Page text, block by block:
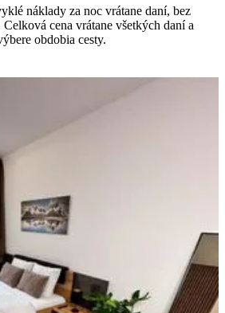
náklady za noc vrátane daní, bez
cena vrátane všetkých daní a
obdobia cesty.